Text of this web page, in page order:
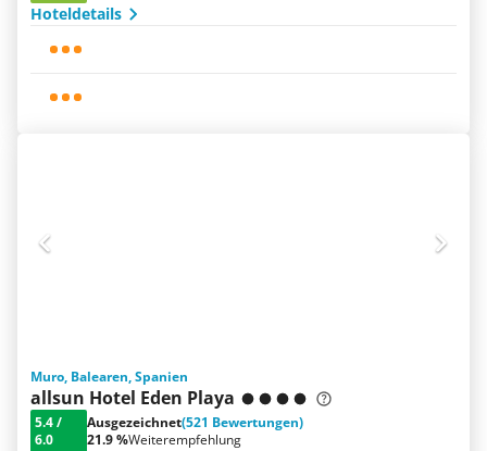
Hoteldetails
Muro, Balearen, Spanien
allsun Hotel Eden Playa
5.4/
6.0
Ausgezeichnet(521 Bewertungen)
21.9 %Weiterempfehlung